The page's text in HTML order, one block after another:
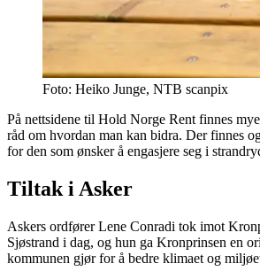
Foto: Heiko Junge, NTB scanpix
På nettsidene til Hold Norge Rent finnes
råd om hvordan man kan bidra. Der finnes
for den som ønsker å engasjere seg i
Tiltak i Asker
Askers ordfører Lene Conradi tok imot
Sjøstrand i dag, og hun ga Kronprinsen en
kommunen gjør for å bedre klimaet og